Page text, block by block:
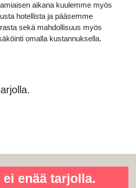
aikana kuulemme myös
hotellista ja pääsemme
sekä mahdollisuus myös
omalla kustannuksella.
enää tarjolla.